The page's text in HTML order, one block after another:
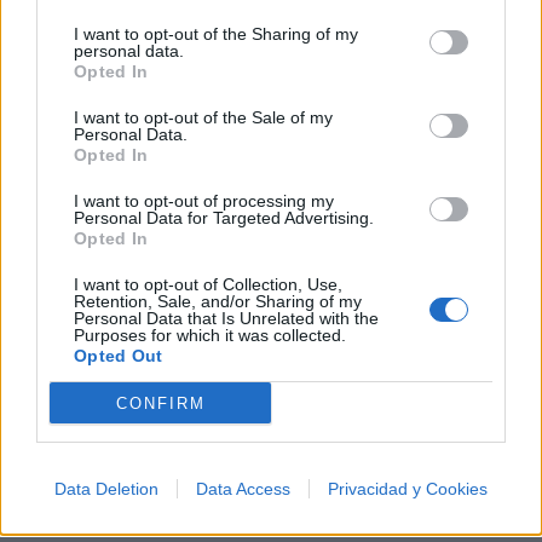
I want to opt-out of the Sharing of my
personal data.
Opted In
I want to opt-out of the Sale of my
Personal Data.
Opted In
I want to opt-out of processing my
Personal Data for Targeted Advertising.
Opted In
I want to opt-out of Collection, Use,
Retention, Sale, and/or Sharing of my
Personal Data that Is Unrelated with the
Purposes for which it was collected.
Opted Out
CONFIRM
Data Deletion Data Access Privacidad y Cookies
+ Ignacio Copani
Añadir Letra
Ranking de Ignacio Copani
Ignacio Copanino está entre los 500 artistas más
apoyados y visitados de esta semana.
¿Apoyar a Ignacio Copani?
Ranking de Ignacio Copani TOP Música